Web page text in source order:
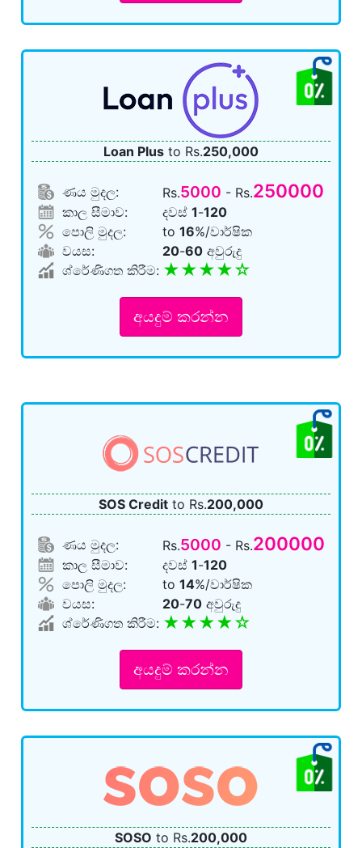
Loan Plus to Rs.250,000
ණය මුදල: Rs.5000 - Rs.250000
කාල සීමාව: දවස් 1-120
පොලි මුදල:
to 16%/වාර්ෂික
වයස:
20-60 අවුරුදු
ශ්රේණිගත කිරීම: ★★★★☆
අයදුම් කරන්න
SOS Credit to Rs.200,000
ණය මුදල: Rs.5000 - Rs.200000
කාල සීමාව: දවස් 1-120
පොලි මුදල:
to 14%/වාර්ෂික
වයස:
20-70අවුරුදු
ශ්රේණිගත කිරීම: ★★★★☆
අයදුම් කරන්න
SOSO to Rs.200,000